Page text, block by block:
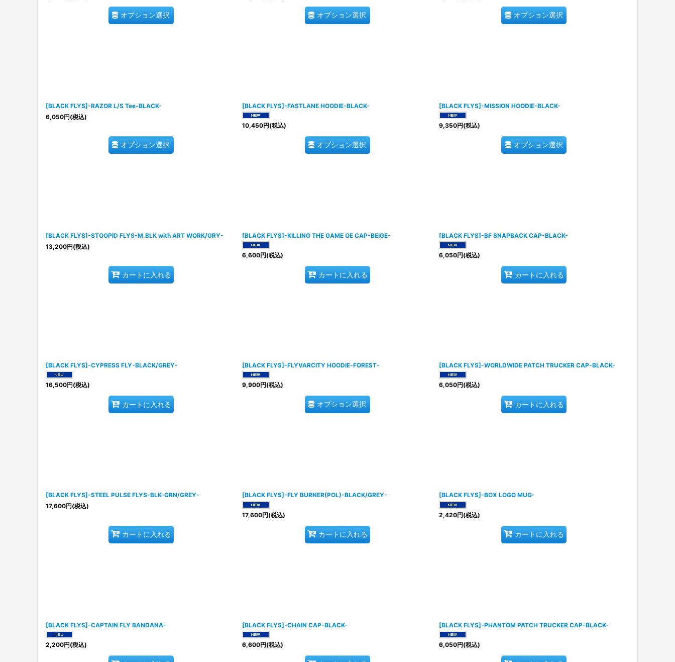
オプション選択 オプション選択 オプション選択
[BLACK FLYS]-RAZOR L/S Tee-BLACK-
6,050円(税込)
オプション選択
[BLACK FLYS]-FASTLANE HOODIE-BLACK-
10,450円(税込)
オプション選択
[BLACK FLYS]-MISSION HOODIE-BLACK-
9,350円(税込)
オプション選択
[BLACK FLYS]-STOOPID FLYS-M.BLK with ART WORK/GRY-
13,200円(税込)
カートに入れる
[BLACK FLYS]-KILLING THE GAME OE CAP-BEIGE-
6,600円(税込)
カートに入れる
[BLACK FLYS]-BF SNAPBACK CAP-BLACK-
6,050円(税込)
カートに入れる
[BLACK FLYS]-CYPRESS FLY-BLACK/GREY-
16,500円(税込)
カートに入れる
[BLACK FLYS]-FLYVARCITY HOODIE-FOREST-
9,900円(税込)
オプション選択
[BLACK FLYS]-WORLDWIDE PATCH TRUCKER CAP-BLACK-
6,050円(税込)
カートに入れる
[BLACK FLYS]-STEEL PULSE FLYS-BLK-GRN/GREY-
17,600円(税込)
カートに入れる
[BLACK FLYS]-FLY BURNER(POL)-BLACK/GREY-
17,600円(税込)
カートに入れる
[BLACK FLYS]-BOX LOGO MUG-
2,420円(税込)
カートに入れる
[BLACK FLYS]-CAPTAIN FLY BANDANA-
2,200円(税込)
[BLACK FLYS]-CHAIN CAP-BLACK-
6,600円(税込)
[BLACK FLYS]-PHANTOM PATCH TRUCKER CAP-BLACK-
6,050円(税込)